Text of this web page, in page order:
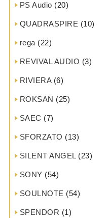
PS Audio (20)
QUADRASPIRE (10)
rega (22)
REVIVAL AUDIO (3)
RIVIERA(6)
ROKSAN (25)
SAEC (7)
SFORZATO (13)
SILENT ANGEL(23)
SONY (54)
SOULNOTE (54)
SPENDOR (1)